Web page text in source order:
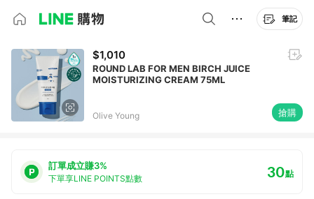
筆記
$1,010
ROUND LAB FOR MEN BIRCH JUICE
MOISTURIZING CREAM 75ML
Olive Young 搶購
訂單成立賺3%
下單享LINE POINTS點數 30點